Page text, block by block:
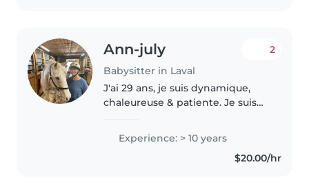
Ann-july
Babysitter in Laval
2
J'ai 29 ans, je suis dynamique,
chaleureuse & patiente. Je suis
de société & d'équitation. Je suis
une femme douce, fiable & très
Experience: > 10 years
$20.00/hr